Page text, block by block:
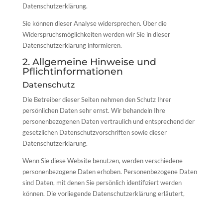
Datenschutzerklärung.
Sie können dieser Analyse widersprechen. Über die
Widerspruchsmöglichkeiten werden wir Sie in dieser
Datenschutzerklärung informieren.
2. Allgemeine Hinweise und
Pflichtinformationen
Datenschutz
Die Betreiber dieser Seiten nehmen den Schutz Ihrer
persönlichen Daten sehr ernst. Wir behandeln Ihre
personenbezogenen Daten vertraulich und entsprechend der
gesetzlichen Datenschutzvorschriften sowie dieser
Datenschutzerklärung.
Wenn Sie diese Website benutzen, werden verschiedene
personenbezogene Daten erhoben. Personenbezogene Daten
sind Daten, mit denen Sie persönlich identifiziert werden
können. Die vorliegende Datenschutzerklärung erläutert,